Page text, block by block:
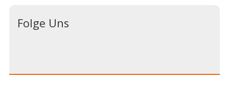
Folge Uns